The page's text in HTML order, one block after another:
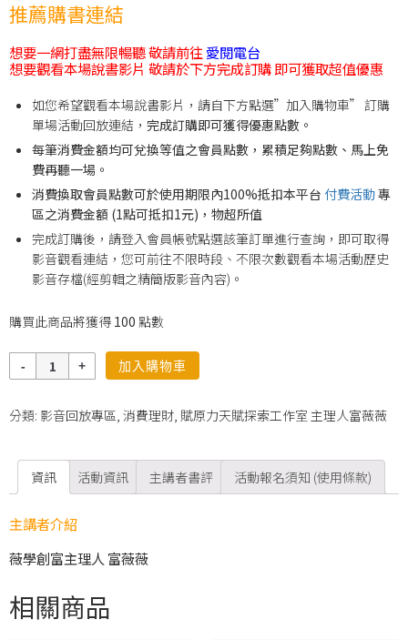
推薦購書連結
想要一網打盡無限暢聽 敬請前往 愛閱電台
想要觀看本場說書影片 敬請於下方完成訂購 即可獲取超值優惠
如您希望觀看本場說書影片，請自下方點選”加入購物車” 訂購
單場活動回放連結， 完成訂購即可獲得優惠點數。
每筆消費金額均可兌換等值之會員點數，累積足夠點數、馬上免
費再聽一場。
消費換取會員點數可於使用期限內100%抵扣本平台 付費活動專
區之消費金額 (1點可抵扣1元)，物超所值
完成訂購後，請登入會員帳號點選該筆訂單進行查詢，即可取得
影音觀看連結，您可前往不限時段、不限次數觀看本場活動歷史
影音存檔(經剪輯之精簡版影音內容)。
購買此商品將獲得 100 點數
量
加入購物車
分類: 影音回放專區, 消費理財, 賦原力天賦探索工作室 主理人富薇薇
資訊 活動資訊 主講者書評 活動報名須知 (使用條款)
主講者介紹
薇學創富主理人 富薇薇
相關商品